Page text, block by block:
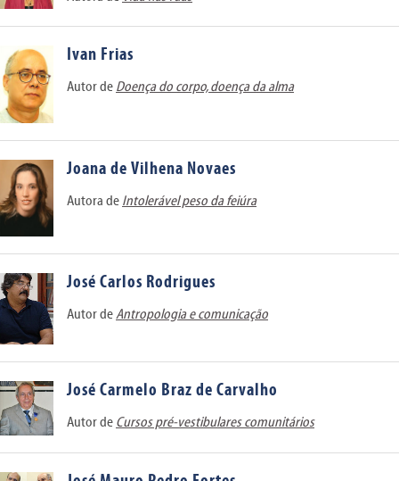
Ivan Frias
Autor de Doença do corpo, doença da alma
Joana de Vilhena Novaes
Autora de Intolerável peso da feiúra
José Carlos Rodrigues
Autor deAntropologia e comunicação
José Carmelo Braz de Carvalho
Autor de Cursos pré-vestibulares comunitários